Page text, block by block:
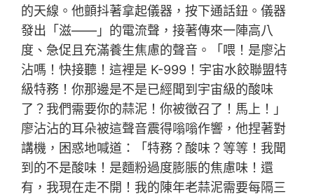
的天線。他顫抖著拿起儀器，按下通話鈕。儀器
發出「滋——」的電流聲，接著傳來一陣高八
度、急促且充滿養生焦慮的聲音。「喂！是廖沾
沾嗎！快接聽！這裡是 K-999！宇宙水餃聯盟特
級特務！你那邊是不是已經聞到宇宙級的酸味
了？我們需要你的蒜泥！你被徵召了！馬上！」
廖沾沾的耳朵被這聲音震得嗡嗡作響，他捏著對
講機，困惑地喊道：「特務？酸味？等等！我聞
到的不是酸味！是麵粉過度膨脹的焦慮味！還
有，我現在走不開！我的陳年老蒜泥需要每隔三